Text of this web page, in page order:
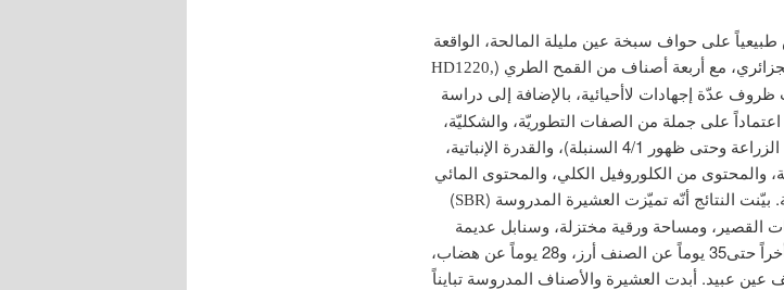
على حواف سبخة عين مليلة المالحة، الواقعة
مع أربعة أصناف من القمح الطري (HD1220,
ظروف عدّة إجهادات لاأحيائية، بالإضافة إلى دراسة
على جملة من الصفات التطوريّة، والشكليّة،
والكيميائيّة للنبات مثل: دورة الحياة (من الزراعة وحتى ظهور 4/1 السنبلة)، والقدرة الإنباتية،
والمحتوى من الكلوروفيل الكلي، والمحتوى المائي
النتائج أنّه تميّزت العشيرة المدروسة (SBR
)
القصير، ومساحة ورقية مختزلة، وسنابل عديمة
السفا، ودورة حياة متأخرة جداً سجلت تأخراً حتى35 يوماً عن الصنف أرز، و28 يوماً عن هضاب،
و17 يوماً عن الصنف عين عبيد. أبدت العشيرة والأصناف المدروسة تبايناً